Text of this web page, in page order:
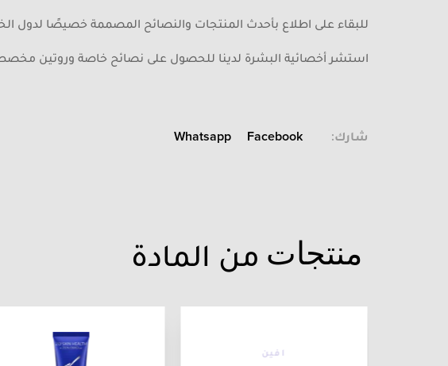
للبقاء على اطلاع بأحدث المنتجات والنصائح المصممة خصيصًا لدول
استشر أخصائية البشرة لدينا للحصول على نصائح خاصة وروتين
شارك: Facebook
Whatsapp
منتجات من المادة
افين